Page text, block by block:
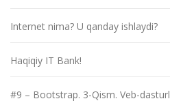
Internet nima? U qanday ishlaydi?
Haqiqiy IT Bank!
#9 – Bootstrap. 3-Qism. Veb-